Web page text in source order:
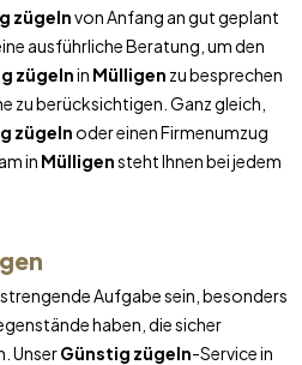
zügelnvon Anfang an gut geplant
ausführliche Beratung, um den
zügelnin Mülligen zu besprechen
zu berücksichtigen. Ganz gleich,
zügelnoder einen Firmenumzug
in Mülligensteht Ihnen bei jedem
Aufgabe sein, besonders
haben, die sicher
UnserGünstig zügeln-Service in